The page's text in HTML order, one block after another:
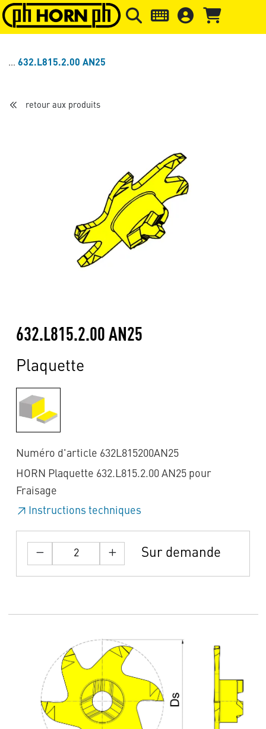
Skip to main content Passer à l'en-tête de la page
632.L815.2.00 AN25
retour aux produits
632.L815.2.00 AN25
Plaquette
Numéro d'article 632L815200AN25
HORN Plaquette 632.L815.2.00 AN25 pour
Fraisage
Instructions techniques
Sur demande